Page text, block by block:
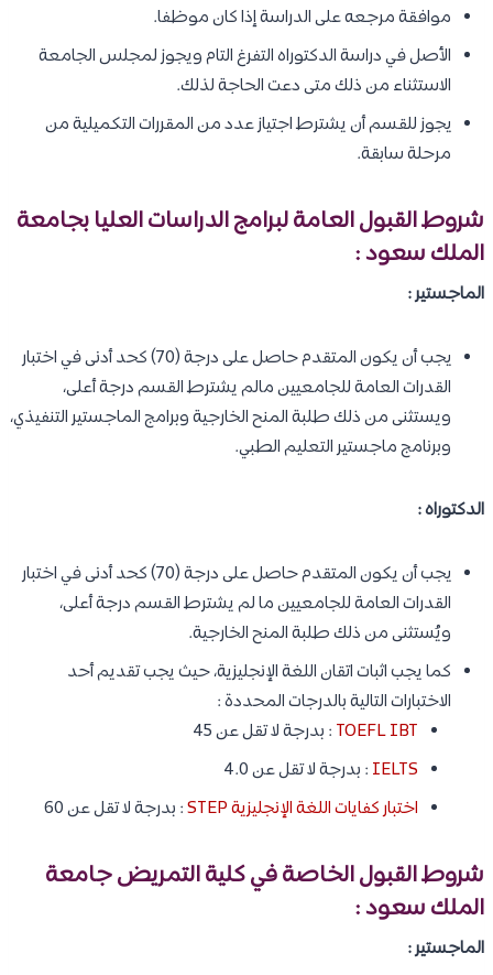
موافقة مرجعه على الدراسة إذا كان موظفا.
الأصل في دراسة الدكتوراه التفرغ التام ويجوز لمجلس الجامعة
الاستثناء من ذلك متى دعت الحاجة لذلك.
يجوز للقسم أن يشترط اجتياز عدد من المقررات التكميلية من
مرحلة سابقة.
شروط القبول العامة لبرامج الدراسات العليا بجامعة
الملك سعود:
الماجستير :
يجب أن يكون المتقدم حاصل على درجة (70) كحد أدنى في اختبار
القدرات العامة للجامعيين مالم يشترط القسم درجة أعلى،
ويستثنى من ذلك طلبة المنح الخارجية وبرامج الماجستير التنفيذي،
وبرنامج ماجستير التعليم الطبي.
الدكتوراه :
يجب أن يكون المتقدم حاصل على درجة (70) كحد أدنى في اختبار
القدرات العامة للجامعيين ما لم يشترط القسم درجة أعلى،
ويُستثنى من ذلك طلبة المنح الخارجية.
كما يجب اثبات اتقان اللغة الإنجليزية، حيث يجب تقديم أحد
الاختبارات التالية بالدرجات المحددة :
TOEFL IBT : بدرجة لا تقل عن 45
IELTS : بدرجة لا تقل عن 4.0
اختبار كفايات اللغة الإنجليزية STEP
: بدرجة لا تقل عن 60
شروط القبول الخاصة في كلية التمريض جامعة
الملك سعود :
الماجستير :